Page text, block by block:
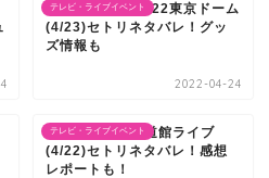
テレビ・ライブイベント
TWICEライブ2022東京ドーム
(4/23)セトリネタバレ！グッ
ズ情報も
2022-04-24
テレビ・ライブイベント
スカイピース武道館ライブ
(4/22)セトリネタバレ！感想
レポートも！